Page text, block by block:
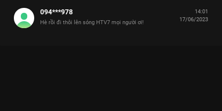
094***978
Hè rồi đi thôi lên sóng HTV7 mọi người ơi!
14:01
17/06/2023